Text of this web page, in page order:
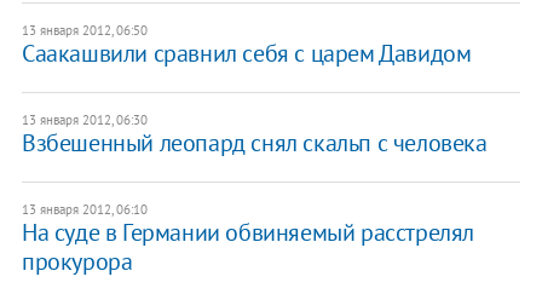
13 января 2012, 06:50
Саакашвили сравнил себя с царем Давидом
13 января 2012, 06:30
Взбешенный леопард снял скальп с человека
13 января 2012, 06:10
На суде в Германии обвиняемый расстрелял
прокурора